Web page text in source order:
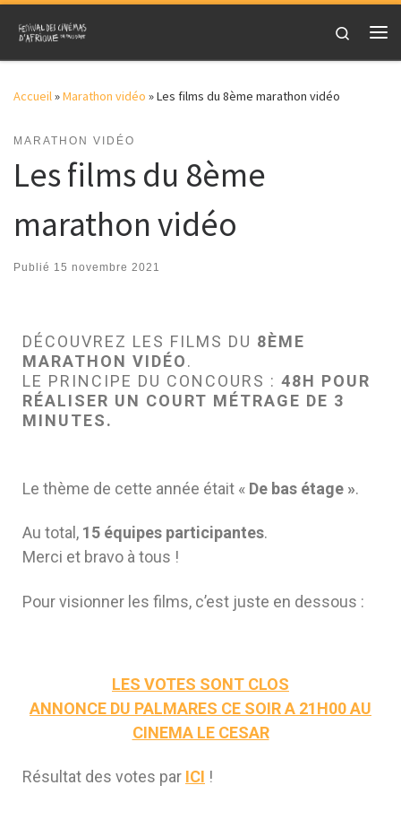
Skip to content Search
Accueil»Marathon vidéo »Les films du 8ème marathon vidéo
MARATHON VIDÉO
Les films du 8ème
marathon vidéo
Publié 15 novembre 2021
DÉCOUVREZ LES FILMS DU 8ÈME
MARATHON VIDÉO.
LE PRINCIPE DU CONCOURS : 48H POUR
RÉALISER UN COURT MÉTRAGE DE 3
MINUTES.
Le thème de cette année était « De bas étage ».
Au total, 15 équipes participantes.
Merci et bravo à tous !
Pour visionner les films, c’est juste en dessous :
LES VOTES SONT CLOS
ANNONCE DU PALMARES CE SOIR A 21H00 AU
CINEMA LE CESAR
Résultat des votes par ICI !